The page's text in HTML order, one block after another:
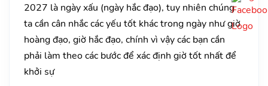
2027 là ngày xấu (ngày hắc đạo), tuy nhiên chúng
ta cần cân nhắc các yếu tốt khác trong ngày như giờ
hoàng đạo, giờ hắc đạo, chính vì vậy các bạn cần
phải làm theo các bước để xác định giờ tốt nhất để
khởi sự